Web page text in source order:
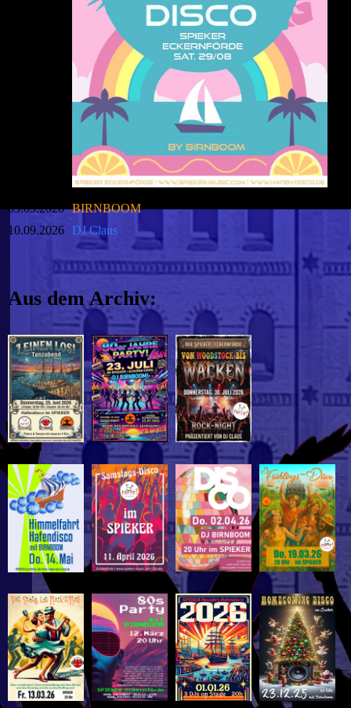
03.09.2026 BIRNBOOM
10.09.2026
DJ Claus
Aus dem Archiv: